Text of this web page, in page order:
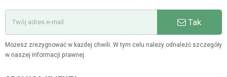
Tak
Możesz zrezygnować w każdej chwili. W tym celu należy odnaleźć szczegóły
w naszej informacji prawnej.